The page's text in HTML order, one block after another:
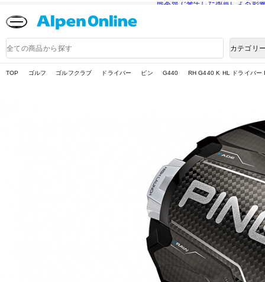
熊本県で発生した地震による影
品
検
カテゴリ
TOP ゴルフ ゴルフクラブ ドライバー ピン G440 RH G440 K HL ドライバ